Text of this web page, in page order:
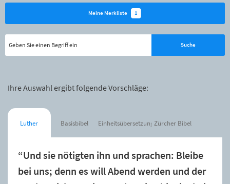
Meine Merkliste 1
Ihre Auswahl ergibt folgende Vorschläge:
Luther Basisbibel Einheitsübersetzung Zürcher Bibel
“Und sie nötigten ihn und sprachen: Bleibe
bei uns; denn es will Abend werden und der